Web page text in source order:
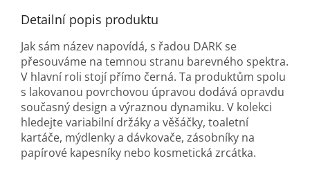
Detailní popis produktu
Jak sám název napovídá, s řadou DARK se
přesouváme na temnou stranu barevného spektra.
V hlavní roli stojí přímo černá. Ta produktům spolu
s lakovanou povrchovou úpravou dodává opravdu
současný design a výraznou dynamiku. V kolekci
hledejte variabilní držáky a věšáčky, toaletní
kartáče, mýdlenky a dávkovače, zásobníky na
papírové kapesníky nebo kosmetická zrcátka.